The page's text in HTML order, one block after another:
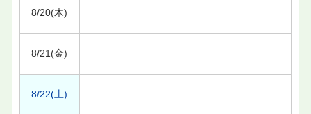
8/20(木)
8/21(金)
8/22(土)